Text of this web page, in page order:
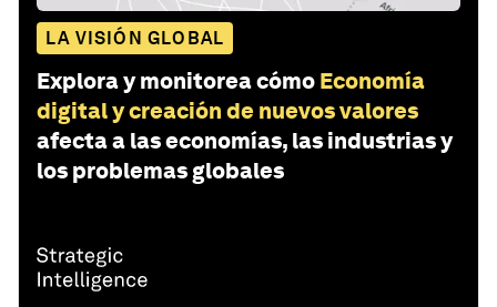
LA VISIÓN GLOBAL
Explora y monitorea cómo Economía
digital y creación de nuevos valores
afecta a las economías, las industrias y
los problemas globales